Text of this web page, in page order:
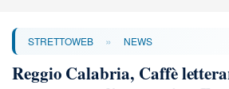
STRETTOWEB » NEWS
Reggio Calabria, Caffè